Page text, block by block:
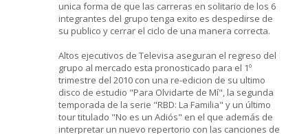
unica forma de que las carreras en solitario de los 6
integrantes del grupo tenga exito es despedirse de
su publico y cerrar el ciclo de una manera correcta.
Altos ejecutivos de Televisa aseguran el regreso del
grupo al mercado esta pronosticado para el 1º
trimestre del 2010 con una re-edicion de su ultimo
disco de estudio "Para Olvidarte de Mí", la segunda
temporada de la serie "RBD: La Familia" y un último
tour titulado "No es un Adiós" en el que además de
interpretar un nuevo repertorio con las canciones de